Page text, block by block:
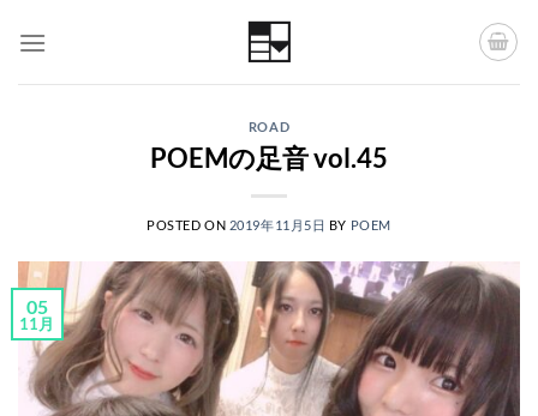
ROAD
POEMの足音 vol.45
POSTED ON 2019年11月5日 BY POEM
05
11月